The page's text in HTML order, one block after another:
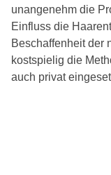
unangenehm die
Einfluss die
Beschaffenheit der
kostspielig die
auch privat